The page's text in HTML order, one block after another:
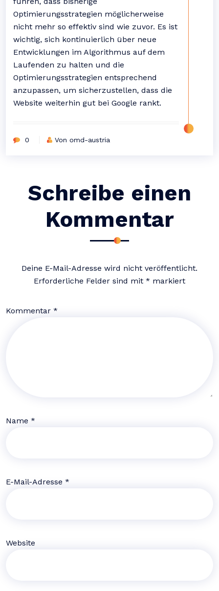
Optimierungsstrategien möglicherweise
nicht mehr so effektiv sind wie zuvor. Es ist
wichtig, sich kontinuierlich über neue
Entwicklungen im Algorithmus auf dem
Laufenden zu halten und die
Optimierungsstrategien entsprechend
anzupassen, um sicherzustellen, dass die
Website weiterhin gut bei Google rankt.
0 Von omd-austria
Schreibe einen
Kommentar
Deine E-Mail-Adresse wird nicht veröffentlicht.
Erforderliche Felder sind mit * markiert
Kommentar *
Name *
E-Mail-Adresse *
Website